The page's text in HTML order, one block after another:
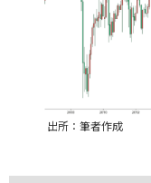
出所：筆者作成